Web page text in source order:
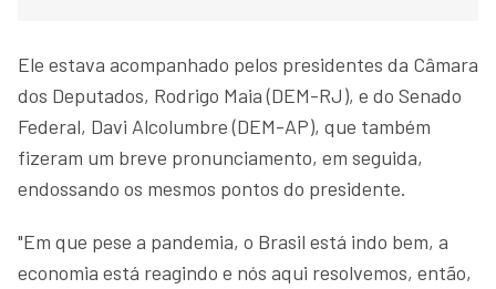
Ele estava acompanhado pelos presidentes da Câmara
dos Deputados, Rodrigo Maia (DEM-RJ), e do Senado
Federal, Davi Alcolumbre (DEM-AP), que também
fizeram um breve pronunciamento, em seguida,
endossando os mesmos pontos do presidente.
"Em que pese a pandemia, o Brasil está indo bem, a
economia está reagindo e nós aqui resolvemos, então,